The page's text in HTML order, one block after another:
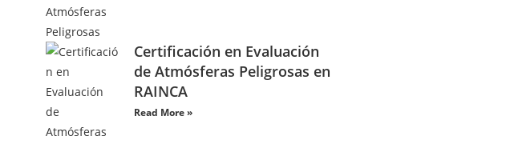
Certificación en Evaluación
de Atmósferas Peligrosas en
RAINCA
Read More »